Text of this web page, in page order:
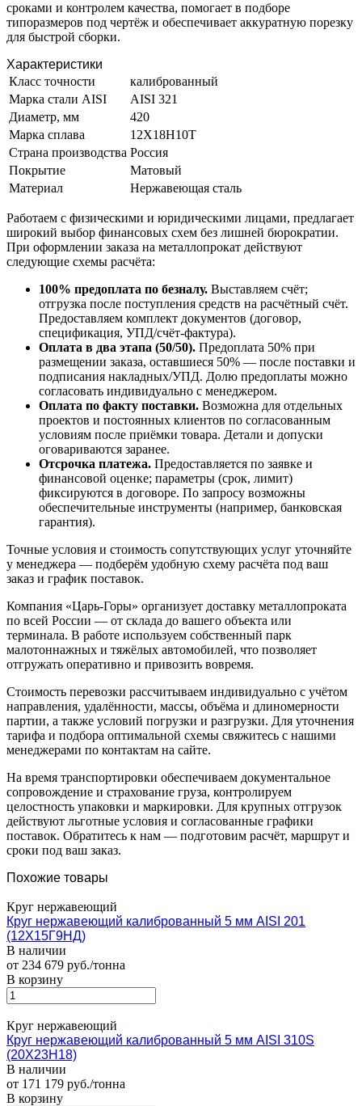
сроками и контролем качества, помогает в подборе
типоразмеров под чертёж и обеспечивает аккуратную порезку
для быстрой сборки.
Характеристики
Класс точности
калиброванный
Марка стали AISI
AISI 321
Диаметр, мм
420
Марка сплава
12Х18Н10Т
Страна производства Россия
Покрытие
Матовый
Материал
Нержавеющая сталь
Работаем с физическими и юридическими лицами, предлагает
широкий выбор финансовых схем без лишней бюрократии.
При оформлении заказа на металлопрокат действуют
следующие схемы расчёта:
100% предоплата по безналу. Выставляем счёт;
отгрузка после поступления средств на расчётный счёт.
Предоставляем комплект документов (договор,
спецификация, УПД/счёт-фактура).
Оплата в два этапа (50/50). Предоплата 50% при
размещении заказа, оставшиеся 50% — после поставки и
подписания накладных/УПД. Долю предоплаты можно
согласовать индивидуально с менеджером.
Оплата по факту поставки. Возможна для отдельных
проектов и постоянных клиентов по согласованным
условиям после приёмки товара. Детали и допуски
оговариваются заранее.
Отсрочка платежа. Предоставляется по заявке и
финансовой оценке; параметры (срок, лимит)
фиксируются в договоре. По запросу возможны
обеспечительные инструменты (например, банковская
гарантия).
Точные условия и стоимость сопутствующих услуг уточняйте
у менеджера — подберём удобную схему расчёта под ваш
заказ и график поставок.
Компания «Царь-Горы» организует доставку металлопроката
по всей России — от склада до вашего объекта или
терминала. В работе используем собственный парк
малотоннажных и тяжёлых автомобилей, что позволяет
отгружать оперативно и привозить вовремя.
Стоимость перевозки рассчитываем индивидуально с учётом
направления, удалённости, массы, объёма и длиномерности
партии, а также условий погрузки и разгрузки. Для уточнения
тарифа и подбора оптимальной схемы свяжитесь с нашими
менеджерами по контактам на сайте.
На время транспортировки обеспечиваем документальное
сопровождение и страхование груза, контролируем
целостность упаковки и маркировки. Для крупных отгрузок
действуют льготные условия и согласованные графики
поставок. Обратитесь к нам — подготовим расчёт, маршрут и
сроки под ваш заказ.
Похожие товары
Круг нержавеющий
Круг нержавеющий калиброванный 5 мм AISI 201
(12Х15Г9НД)
В наличии
от 234 679 руб./тонна
В корзину
Круг нержавеющий
Круг нержавеющий калиброванный 5 мм AISI 310S
(20Х23Н18)
В наличии
от 171 179 руб./тонна
В корзину